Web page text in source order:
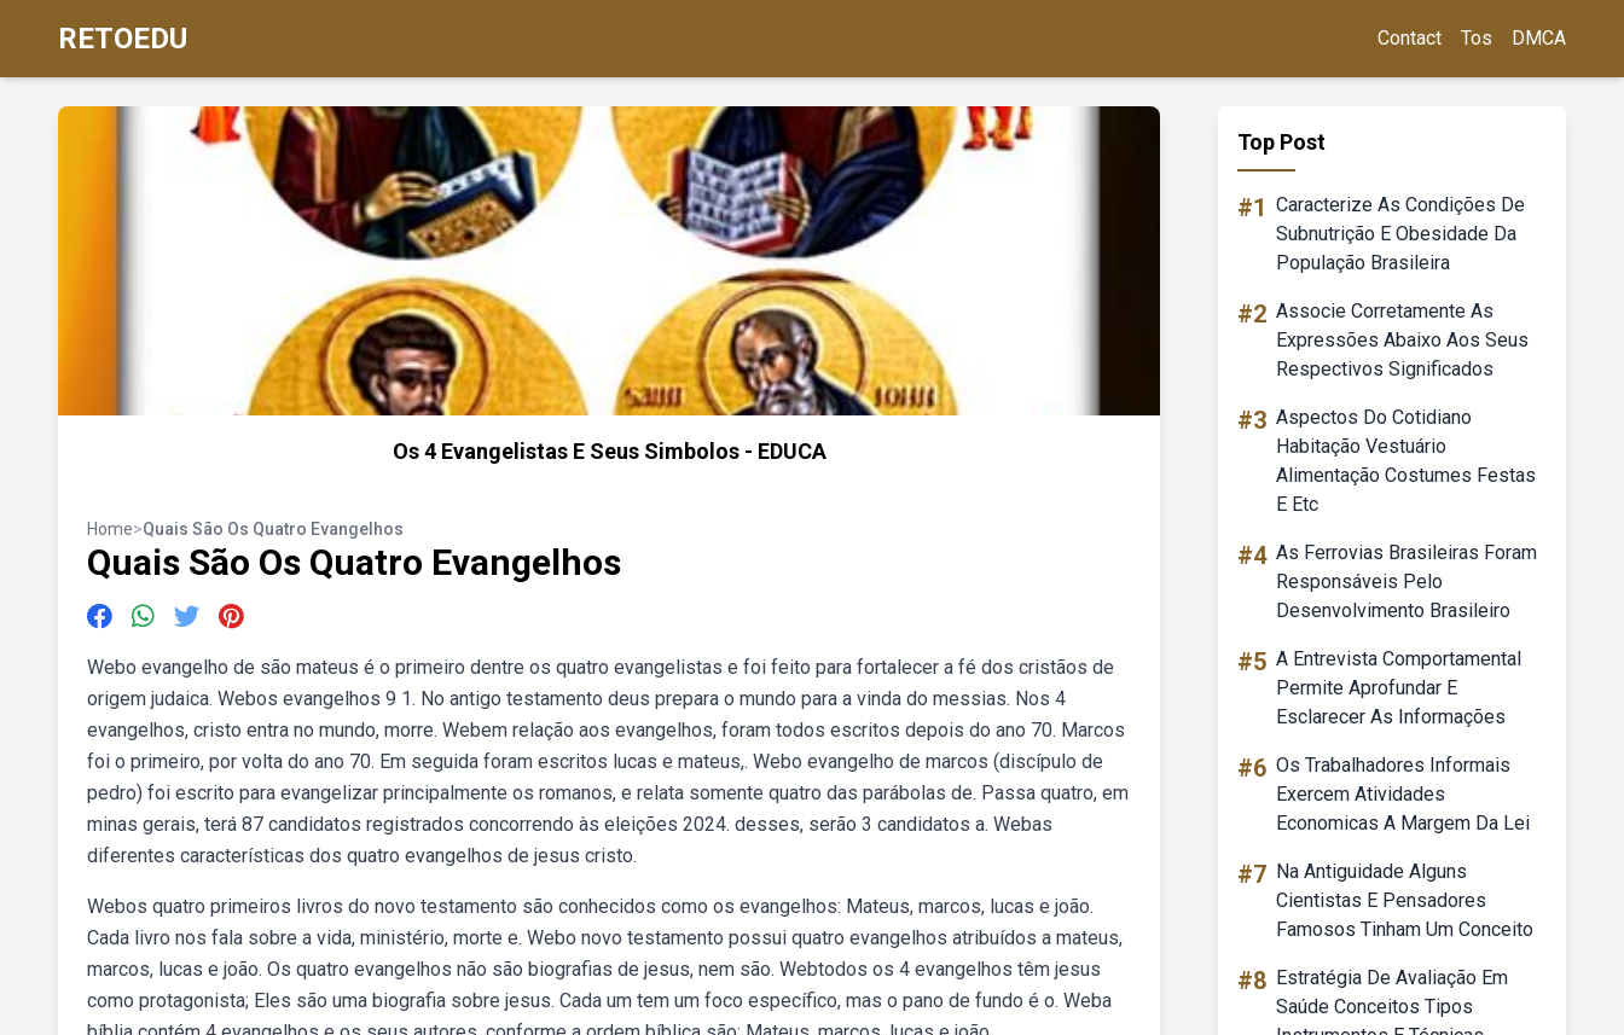
RETOEDU Contact Tos DMCA
Os 4 Evangelistas E Seus Simbolos - EDUCA
Home>Quais São Os Quatro Evangelhos
Quais São Os Quatro Evangelhos
Webo evangelho de são mateus é o primeiro dentre os quatro evangelistas e foi feito para fortalecer a fé dos cristãos de
origem judaica. Webos evangelhos 9 1. No antigo testamento deus prepara o mundo para a vinda do messias. Nos 4
evangelhos, cristo entra no mundo, morre. Webem relação aos evangelhos, foram todos escritos depois do ano 70. Marcos
foi o primeiro, por volta do ano 70. Em seguida foram escritos lucas e mateus,. Webo evangelho de marcos (discípulo de
pedro) foi escrito para evangelizar principalmente os romanos, e relata somente quatro das parábolas de. Passa quatro, em
minas gerais, terá 87 candidatos registrados concorrendo às eleições 2024. desses, serão 3 candidatos a. Webas
diferentes características dos quatro evangelhos de jesus cristo.
Webos quatro primeiros livros do novo testamento são conhecidos como os evangelhos: Mateus, marcos, lucas e joão.
Cada livro nos fala sobre a vida, ministério, morte e. Webo novo testamento possui quatro evangelhos atribuídos a mateus,
marcos, lucas e joão. Os quatro evangelhos não são biografias de jesus, nem são. Webtodos os 4 evangelhos têm jesus
como protagonista; Eles são uma biografia sobre jesus. Cada um tem um foco específico, mas o pano de fundo é o. Weba
Top Post
#1 Caracterize As Condições De
Subnutrição E Obesidade Da
População Brasileira
#2 Associe Corretamente As
Expressões Abaixo Aos Seus
Respectivos Significados
#3 Aspectos Do Cotidiano
Habitação Vestuário
Alimentação Costumes Festas
E Etc
#4 As Ferrovias Brasileiras Foram
Responsáveis Pelo
Desenvolvimento Brasileiro
#5 A Entrevista Comportamental
Permite Aprofundar E
Esclarecer As Informações
#6 Os Trabalhadores Informais
Exercem Atividades
Economicas A Margem Da Lei
#7 Na Antiguidade Alguns
Cientistas E Pensadores
Famosos Tinham Um Conceito
#8 Estratégia De Avaliação Em
Saúde Conceitos Tipos